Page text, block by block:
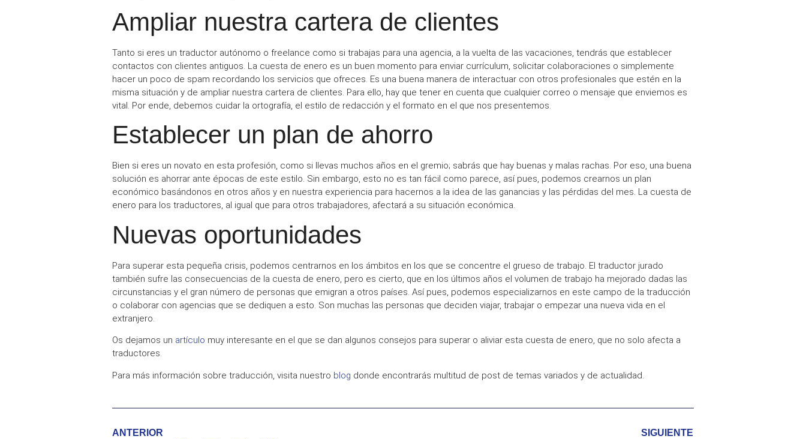
Ampliar nuestra cartera de clientes
Tanto si eres un traductor autónomo o freelance como si trabajas para una agencia, a la vuelta de las vacaciones, tendrás que establecer
contactos con clientes antiguos. La cuesta de enero es un buen momento para enviar currículum, solicitar colaboraciones o simplemente
hacer un poco de spam recordando los servicios que ofreces. Es una buena manera de interactuar con otros profesionales que estén en la
misma situación y de ampliar nuestra cartera de clientes. Para ello, hay que tener en cuenta que cualquier correo o mensaje que enviemos es
vital. Por ende, debemos cuidar la ortografía, el estilo de redacción y el formato en el que nos presentemos.
Establecer un plan de ahorro
Bien si eres un novato en esta profesión, como si llevas muchos años en el gremio; sabrás que hay buenas y malas rachas. Por eso, una buena
solución es ahorrar ante épocas de este estilo. Sin embargo, esto no es tan fácil como parece, así pues, podemos crearnos un plan
económico basándonos en otros años y en nuestra experiencia para hacernos a la idea de las ganancias y las pérdidas del mes. La cuesta de
enero para los traductores, al igual que para otros trabajadores, afectará a su situación económica.
Nuevas oportunidades
Para superar esta pequeña crisis, podemos centrarnos en los ámbitos en los que se concentre el grueso de trabajo. El traductor jurado
también sufre las consecuencias de la cuesta de enero, pero es cierto, que en los últimos años el volumen de trabajo ha mejorado dadas las
circunstancias y el gran número de personas que emigran a otros países. Así pues, podemos especializarnos en este campo de la traducción
o colaborar con agencias que se dediquen a esto. Son muchas las personas que deciden viajar, trabajar o empezar una nueva vida en el
extranjero.
Os dejamos un artículo muy interesante en el que se dan algunos consejos para superar o aliviar esta cuesta de enero, que no solo afecta a
traductores.
Para más información sobre traducción, visita nuestro blog donde encontrarás multitud de post de temas variados y de actualidad.
ANTERIOR SIGUIENTE